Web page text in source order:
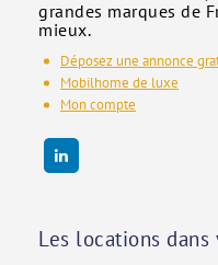
grandes marques de
mieux.
Déposez une annonce
Mobilhome de luxe
Mon compte
Les locations dans